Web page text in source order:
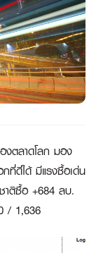
งตลาดโลก มอง
ที่ดีได้ มีแรงซื้อเด่น
าติซื้อ +684 ลบ.
/ 1,636